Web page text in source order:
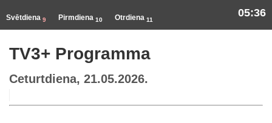
Svētdiena 9 Pirmdiena 10 Otrdiena 11
05:36
TV3+ Programma
Ceturtdiena, 21.05.2026.